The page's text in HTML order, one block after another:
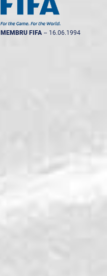
MEMBRU FIFA -- 16.06.1994